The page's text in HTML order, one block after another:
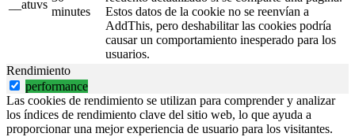
__atuvs
minutes
Estos datos de la cookie no se reenvían a
AddThis, pero deshabilitar las cookies podría
causar un comportamiento inesperado para los
usuarios.
Rendimiento
performance
Las cookies de rendimiento se utilizan para comprender y analizar
los índices de rendimiento clave del sitio web, lo que ayuda a
proporcionar una mejor experiencia de usuario para los visitantes.